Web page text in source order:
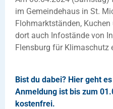
im Gemeindehaus in St.
Flohmarktständen,
dort auch Infostände von
Flensburg für Klimaschutz
Bist du dabei? Hier geht
Anmeldung ist bis zum
kostenfrei.